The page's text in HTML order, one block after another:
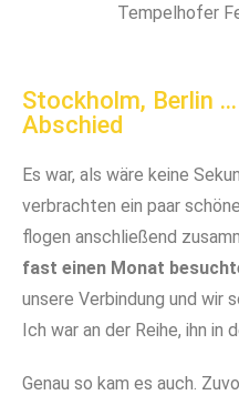
Tempelhofer
Stockholm, Berlin
Abschied
Es war, als wäre keine
verbrachten ein paar
flogen anschließend
fast einen Monat
unsere Verbindung und wir
Ich war an der Reihe, ihn in
Genau so kam es auch.